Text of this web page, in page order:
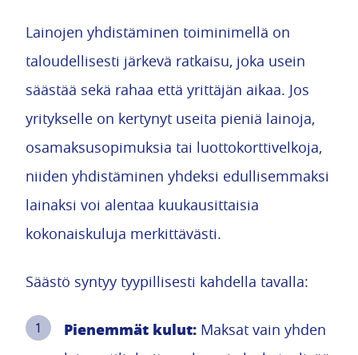
Lainojen yhdistäminen toiminimellä on
taloudellisesti järkevä ratkaisu, joka usein
säästää sekä rahaa että yrittäjän aikaa. Jos
yritykselle on kertynyt useita pieniä lainoja,
osamaksusopimuksia tai luottokorttivelkoja,
niiden yhdistäminen yhdeksi edullisemmaksi
lainaksi voi alentaa kuukausittaisia
kokonaiskuluja merkittävästi.
Säästö syntyy tyypillisesti kahdella tavalla:
Pienemmät kulut: Maksat vain yhden